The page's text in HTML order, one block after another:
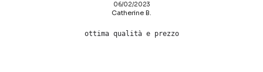
06/02/2023
Catherine B.
ottima qualità e prezzo